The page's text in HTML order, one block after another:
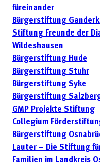
füreinander
Bürgerstiftung
Stiftung Freunde der
Wildeshausen
Bürgerstiftung Hude
Bürgerstiftung Stuhr
Bürgerstiftung Syke
Bürgerstiftung
GMP Projekte Stiftung
Collegium
Bürgerstiftung
Lauter – Die Stiftung
Familien im Landkreis